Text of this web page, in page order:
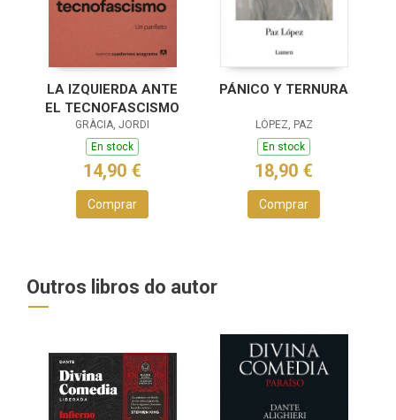
LA IZQUIERDA ANTE
EL TECNOFASCISMO
GRÀCIA, JORDI
En stock
14,90 €
Comprar
PÁNICO Y TERNURA
LÓPEZ, PAZ
En stock
18,90 €
Comprar
Outros libros do autor